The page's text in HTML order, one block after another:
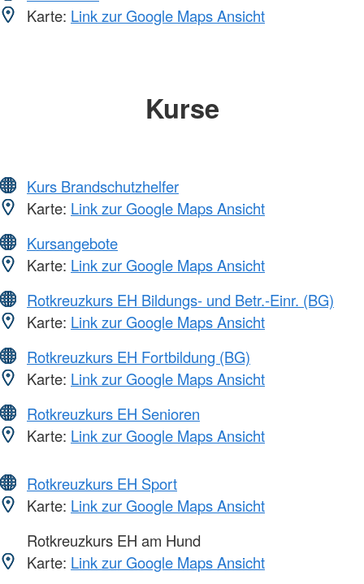
Karte: Link zur Google Maps Ansicht
Kurse
Kurs Brandschutzhelfer
Karte: Link zur Google Maps Ansicht
Kursangebote
Karte: Link zur Google Maps Ansicht
Rotkreuzkurs EH Bildungs- und Betr.-Einr. (BG)
Karte: Link zur Google Maps Ansicht
Rotkreuzkurs EH Fortbildung (BG)
Karte: Link zur Google Maps Ansicht
Rotkreuzkurs EH Senioren
Karte: Link zur Google Maps Ansicht
Rotkreuzkurs EH Sport
Karte: Link zur Google Maps Ansicht
Rotkreuzkurs EH am Hund
Karte: Link zur Google Maps Ansicht